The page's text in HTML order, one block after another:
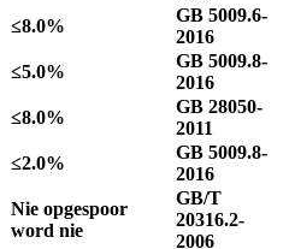
≤8.0%
GB 5009.6-
2016
≤5.0%
GB 5009.8-
2016
≤8.0%
GB 28050-
2011
≤2.0%
GB 5009.8-
2016
Nie opgespoor
word nie
GB/T
20316.2-
2006